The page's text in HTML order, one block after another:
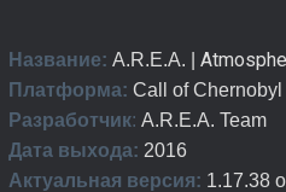
Название: A.R.E.A. |
Платформа: Call of Chernobyl
Разработчик: A.R.E.A. Team
Дата выхода: 2016
Актуальная версия: 1.17.38